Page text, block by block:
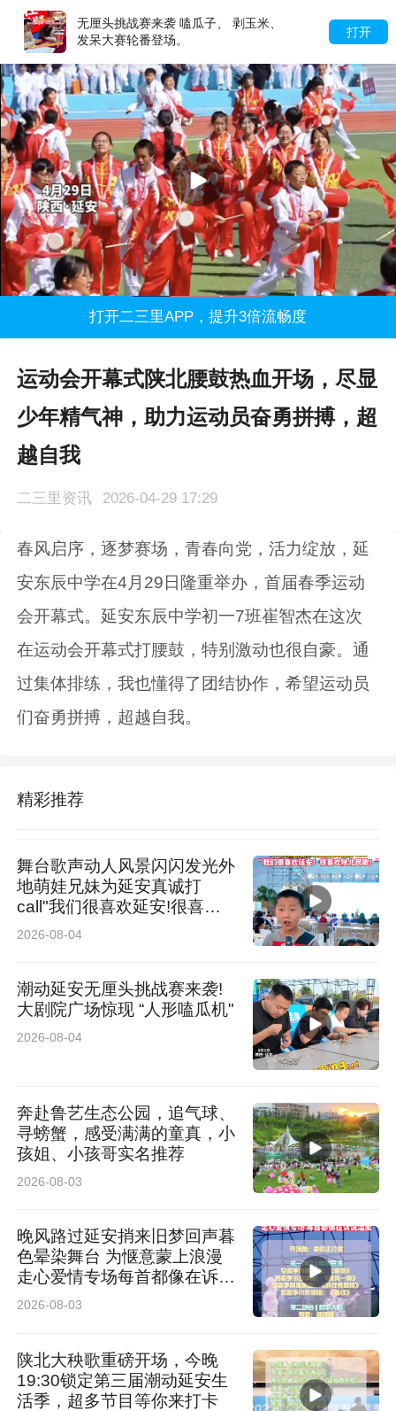
打开
无厘头挑战赛来袭 嗑瓜子、 剥玉米、
发呆大赛轮番登场。
打开二三里APP，提升3倍流畅度
运动会开幕式陕北腰鼓热血开场，尽显
少年精气神，助力运动员奋勇拼搏，超
越自我
二三里资讯 2026-04-29 17:29
春风启序，逐梦赛场，青春向党，活力绽放，延
安东辰中学在4月29日隆重举办，首届春季运动
会开幕式。延安东辰中学初一7班崔智杰在这次
在运动会开幕式打腰鼓，特别激动也很自豪。通
过集体排练，我也懂得了团结协作，希望运动员
们奋勇拼搏，超越自我。
精彩推荐
舞台歌声动人风景闪闪发光外
地萌娃兄妹为延安真诚打
call"我们很喜欢延安!很喜欢
陕北民歌!“
2026-08-04
潮动延安无厘头挑战赛来袭!
大剧院广场惊现 “人形嗑瓜机"
2026-08-04
奔赴鲁艺生态公园，追气球、
寻螃蟹，感受满满的童真，小
孩姐、小孩哥实名推荐
2026-08-03
晚风路过延安捎来旧梦回声暮
色晕染舞台 为惬意蒙上浪漫
走心爱情专场每首都像在诉说
温柔
2026-08-03
陕北大秧歌重磅开场，今晚
19:30锁定第三届潮动延安生
活季，超多节目等你来打卡